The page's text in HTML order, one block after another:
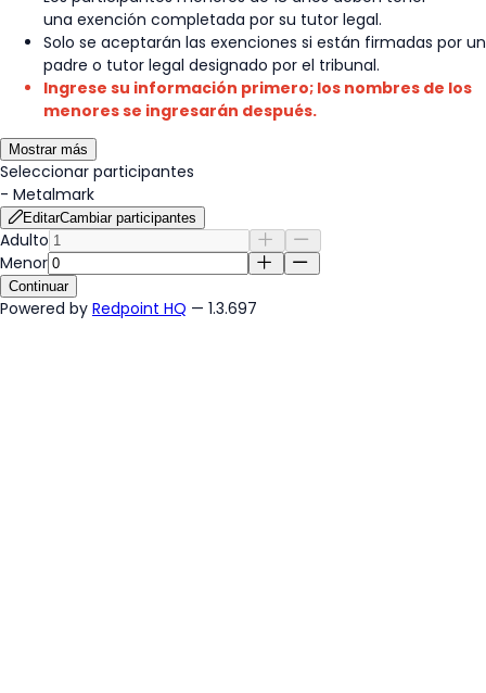
una exención completada por su tutor legal.
Solo se aceptarán las exenciones si están firmadas por un
padre o tutor legal designado por el tribunal.
Ingrese su información primero; los nombres de los
menores se ingresarán después.
Mostrar más
Seleccionar participantes
- Metalmark
EditarCambiar participantes
Adulto
Menor
Continuar
Powered by Redpoint HQ — 1.3.697